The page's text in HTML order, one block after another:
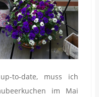
to-date, muss ich
im Mai